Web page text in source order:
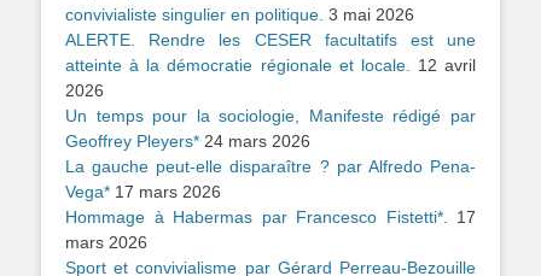
convivialiste singulier en politique. 3 mai 2026
ALERTE. Rendre les CESER facultatifs est une
atteinte à la démocratie régionale et locale.
12 avril
2026
Un temps pour la sociologie, Manifeste rédigé par
Geoffrey Pleyers* 24 mars 2026
La gauche peut-elle disparaître ? par Alfredo Pena-
Vega* 17 mars 2026
Hommage à Habermas par Francesco Fistetti*.
17
mars 2026
Sport et convivialisme par Gérard Perreau-Bezouille